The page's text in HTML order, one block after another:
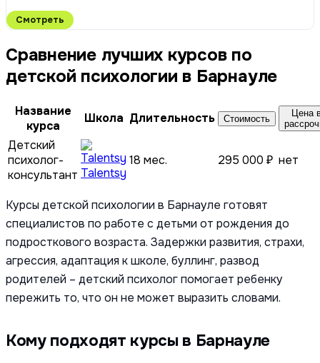
Смотреть
Сравнение лучших курсов по
детской психологии в Барнауле
Название
курса
Школа Длительность Стоимость
Цена
Детский
психолог-
консультант Talentsy
18 мес. 295 000 ₽ нет
Курсы детской психологии в Барнауле готовят
специалистов по работе с детьми от рождения до
подросткового возраста. Задержки развития, страхи,
агрессия, адаптация к школе, буллинг, развод
родителей – детский психолог помогает ребенку
пережить то, что он не может выразить словами.
Кому подходят курсы в Барнауле